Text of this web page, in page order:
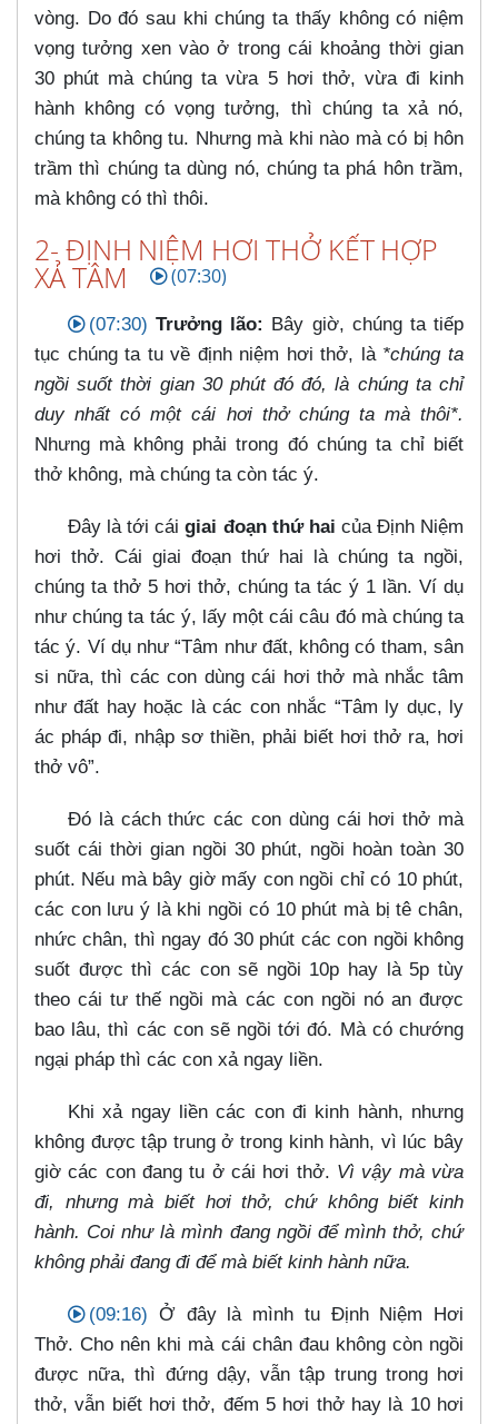
vòng. Do đó sau khi chúng ta thấy không có niệm
vọng tưởng xen vào ở trong cái khoảng thời gian
30 phút mà chúng ta vừa 5 hơi thở, vừa đi kinh
hành không có vọng tưởng, thì chúng ta xả nó,
chúng ta không tu. Nhưng mà khi nào mà có bị hôn
trầm thì chúng ta dùng nó, chúng ta phá hôn trầm,
mà không có thì thôi.
2- ĐỊNH NIỆM HƠI THỞ KẾT HỢP
XẢ TÂM (07:30)
(07:30) Trưởng lão:
Bây giờ, chúng ta tiếp
tục chúng ta tu về định niệm hơi thở, là *chúng ta
ngồi suốt thời gian 30 phút đó đó, là chúng ta chỉ
duy nhất có một cái hơi thở chúng ta mà thôi*.
Nhưng mà không phải trong đó chúng ta chỉ biết
thở không, mà chúng ta còn tác ý.
Đây là tới cáigiai đoạn thứ hai của Định Niệm
hơi thở. Cái giai đoạn thứ hai là chúng ta ngồi,
chúng ta thở 5 hơi thở, chúng ta tác ý 1 lần. Ví dụ
như chúng ta tác ý, lấy một cái câu đó mà chúng ta
tác ý. Ví dụ như “Tâm như đất, không có tham, sân
si nữa, thì các con dùng cái hơi thở mà nhắc tâm
như đất hay hoặc là các con nhắc “Tâm ly dục, ly
ác pháp đi, nhập sơ thiền, phải biết hơi thở ra, hơi
thở vô”.
Đó là cách thức các con dùng cái hơi thở mà
suốt cái thời gian ngồi 30 phút, ngồi hoàn toàn 30
phút. Nếu mà bây giờ mấy con ngồi chỉ có 10 phút,
các con lưu ý là khi ngồi có 10 phút mà bị tê chân,
nhức chân, thì ngay đó 30 phút các con ngồi không
suốt được thì các con sẽ ngồi 10p hay là 5p tùy
theo cái tư thế ngồi mà các con ngồi nó an được
bao lâu, thì các con sẽ ngồi tới đó. Mà có chướng
ngại pháp thì các con xả ngay liền.
Khi xả ngay liền các con đi kinh hành, nhưng
không được tập trung ở trong kinh hành, vì lúc bây
giờ các con đang tu ở cái hơi thở. Vì vậy mà vừa
đi, nhưng mà biết hơi thở, chứ không biết kinh
hành. Coi như là mình đang ngồi để mình thở, chứ
không phải đang đi để mà biết kinh hành nữa.
(09:16) Ở đây là mình tu Định Niệm Hơi
Thở. Cho nên khi mà cái chân đau không còn ngồi
được nữa, thì đứng dậy, vẫn tập trung trong hơi
thở, vẫn biết hơi thở, đếm 5 hơi thở hay là 10 hơi